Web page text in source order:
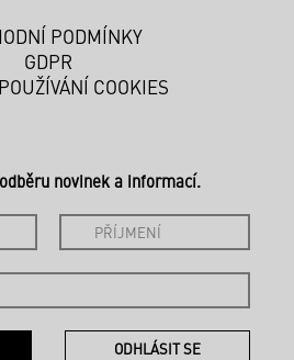
PODMÍNKY
GDPR
COOKIES
novinek a informací.